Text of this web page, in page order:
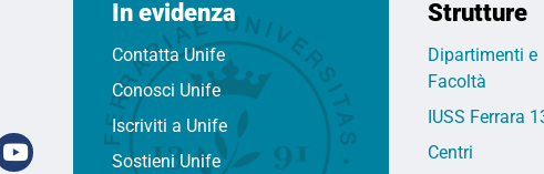
Youtube
In evidenza
Contatta Unife
Conosci Unife
Iscriviti a Unife
Sostieni Unife
Strutture
Dipartimenti e
Facoltà
IUSS Ferrara
Centri